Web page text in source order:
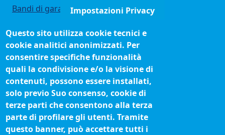
Bandi di gara
Concorsi e selezioni
Organigramma
Procedimenti (come fare per)
Siti tematici
Biblioteca camerale
Fatturazione elettronica
Impostazioni Privacy
Questo sito utilizza cookie tecnici e
cookie analitici anonimizzati. Per
consentire specifiche funzionalità
quali la condivisione e/o la visione di
contenuti, possono essere installati,
solo previo Suo consenso, cookie di
terze parti che consentono alla terza
parte di profilare gli utenti. Tramite
questo banner, può accettare tutti i